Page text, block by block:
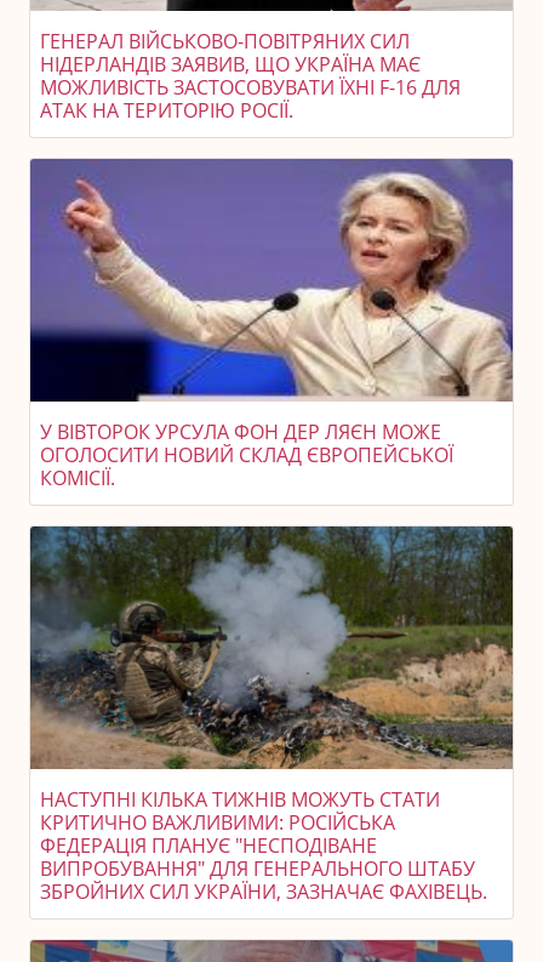
ГЕНЕРАЛ ВІЙСЬКОВО-ПОВІТРЯНИХ СИЛ
НІДЕРЛАНДІВ ЗАЯВИВ, ЩО УКРАЇНА МАЄ
МОЖЛИВІСТЬ ЗАСТОСОВУВАТИ ЇХНІ F-16 ДЛЯ
АТАК НА ТЕРИТОРІЮ РОСІЇ.
У ВІВТОРОК УРСУЛА ФОН ДЕР ЛЯЄН МОЖЕ
ОГОЛОСИТИ НОВИЙ СКЛАД ЄВРОПЕЙСЬКОЇ
КОМІСІЇ.
НАСТУПНІ КІЛЬКА ТИЖНІВ МОЖУТЬ СТАТИ
КРИТИЧНО ВАЖЛИВИМИ: РОСІЙСЬКА
ФЕДЕРАЦІЯ ПЛАНУЄ "НЕСПОДІВАНЕ
ВИПРОБУВАННЯ" ДЛЯ ГЕНЕРАЛЬНОГО ШТАБУ
ЗБРОЙНИХ СИЛ УКРАЇНИ, ЗАЗНАЧАЄ ФАХІВЕЦЬ.